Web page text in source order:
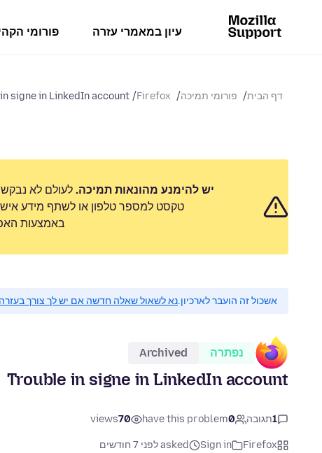
עיון במאמרי עזרה פורומי
דף הבית פורומי תמיכה Firefox
signe in LinkedIn account
יש להימנע מהונאות תמיכה. לעולם לא
טקסט למספר טלפון או לשתף מידע
באמצעות
אשכול זה הועבר לארכיון.נא לשאול שאלה חדשה אם יש לך צורך
נפתרה Archived
Trouble in signe in LinkedIn account
1תגובה 0
have this problem
70
views
Firefox
Sign in asked לפני 7 חודשים